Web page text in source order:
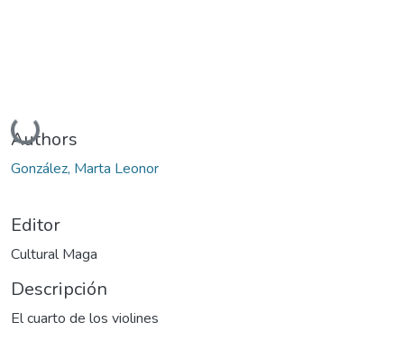
Cargando...
Authors
González, Marta Leonor
Editor
Cultural Maga
Descripción
El cuarto de los violines